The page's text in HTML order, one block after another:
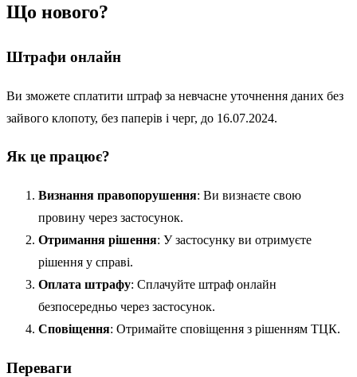
Що нового?
Штрафи онлайн
Ви зможете сплатити штраф за невчасне уточнення даних без
зайвого клопоту, без паперів і черг, до 16.07.2024.
Як це працює?
Визнання правопорушення: Ви визнаєте свою
провину через застосунок.
Отримання рішення: У застосунку ви отримуєте
рішення у справі.
Оплата штрафу: Сплачуйте штраф онлайн
безпосередньо через застосунок.
Сповіщення: Отримайте сповіщення з рішенням ТЦК.
Переваги